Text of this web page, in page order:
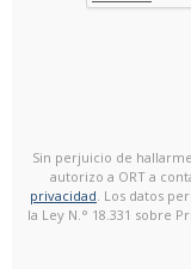
Sin perjuicio de
autorizo a ORT a
privacidad. Los datos
la Ley N.° 18.331 sobre